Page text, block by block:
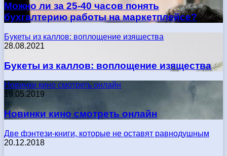
Можно ли за 25-40 часов понять
бухгалтерию работы на маркетплейсе?
Букеты из каллов: воплощение изящества
28.08.2021
Букеты из каллов: воплощение изящества
Новинки кино смотреть онлайн
19.05.2019
Новинки кино смотреть онлайн
Две фэнтези-книги, которые не оставят равнодушным
20.12.2018